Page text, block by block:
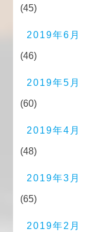
(45)
2019年6月
(46)
2019年5月
(60)
2019年4月
(48)
2019年3月
(65)
2019年2月